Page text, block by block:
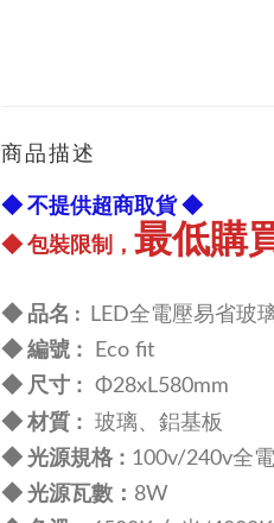
商品描述
◆ 不提供超商取貨 ◆
◆ 包裝限制， 最低購
◆ 品名 :
LED全電壓易省
◆ 編號 :
Eco fit
◆ 尺寸 :
Φ28xL580mm
◆ 材質 : 玻璃、鋁基板
◆ 光源規格 : 100v/240v全
◆ 光源瓦數 ： 8W